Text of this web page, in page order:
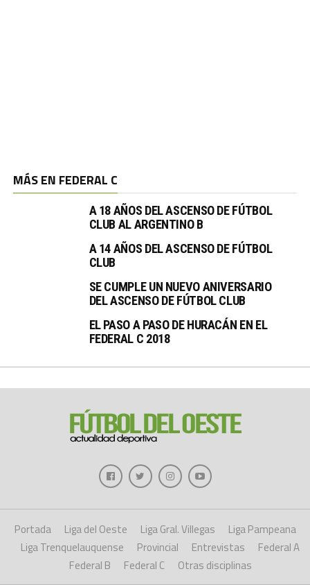
MÁS EN FEDERAL C
A 18 AÑOS DEL ASCENSO DE FÚTBOL
CLUB AL ARGENTINO B
A 14 AÑOS DEL ASCENSO DE FÚTBOL
CLUB
SE CUMPLE UN NUEVO ANIVERSARIO
DEL ASCENSO DE FÚTBOL CLUB
EL PASO A PASO DE HURACÁN EN EL
FEDERAL C 2018
Portada Liga del Oeste Liga Gral. Villegas
Liga Pampeana
Liga Trenquelauquense
Provincial Entrevistas
Federal A
Federal B
Federal C Otras disciplinas